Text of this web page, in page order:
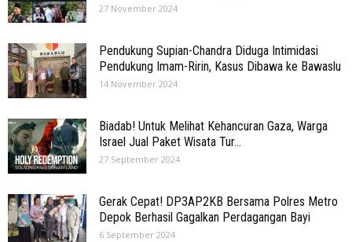
27 November 2024
Pendukung Supian-Chandra Diduga Intimidasi
Pendukung Imam-Ririn, Kasus Dibawa ke Bawaslu
14 November 2024
Biadab! Untuk Melihat Kehancuran Gaza, Warga
Israel Jual Paket Wisata Tur...
27 September 2024
Gerak Cepat! DP3AP2KB Bersama Polres Metro
Depok Berhasil Gagalkan Perdagangan Bayi
6 September 2024